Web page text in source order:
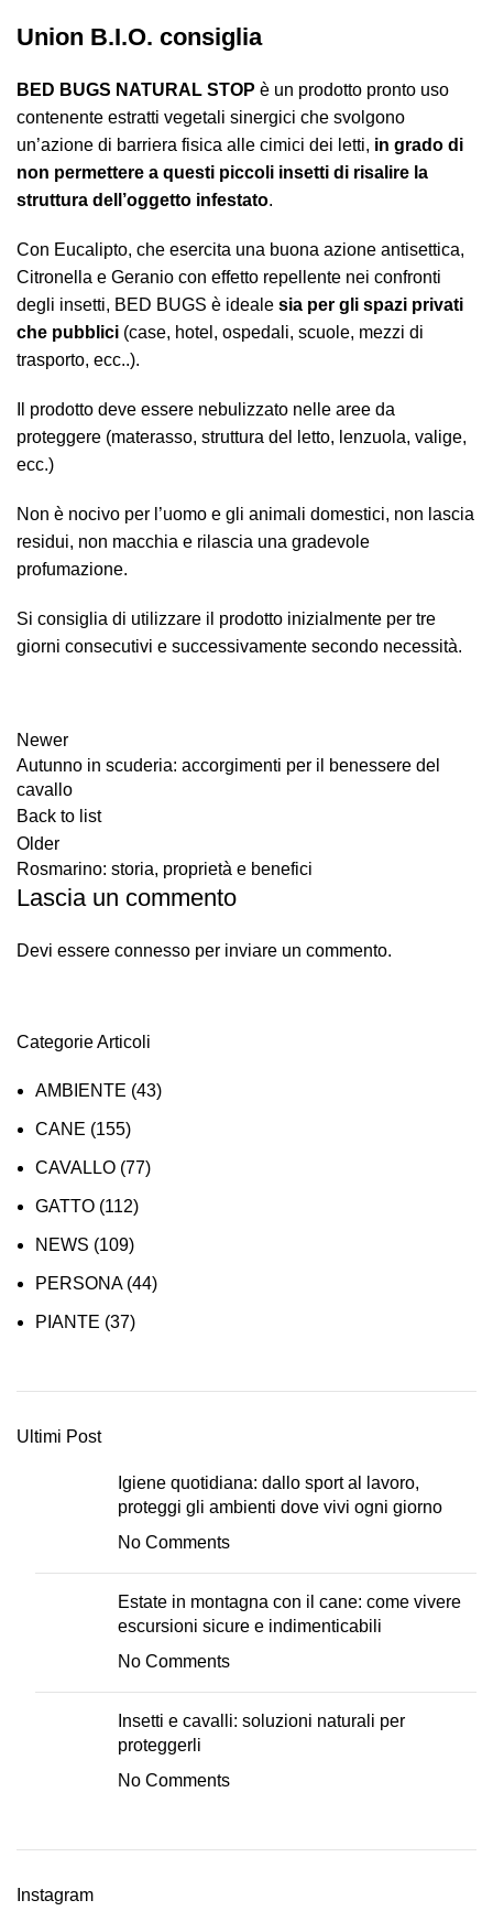
Union B.I.O. consiglia
BED BUGS NATURAL STOP è un prodotto pronto uso
contenente estratti vegetali sinergici che svolgono
un’azione di barriera fisica alle cimici dei letti, in grado di
non permettere a questi piccoli insetti di risalire la
struttura dell’oggetto infestato.
Con Eucalipto, che esercita una buona azione antisettica,
Citronella e Geranio con effetto repellente nei confronti
degli insetti, BED BUGS è ideale sia per gli spazi privati
che pubblici (case, hotel, ospedali, scuole, mezzi di
trasporto, ecc..).
Il prodotto deve essere nebulizzato nelle aree da
proteggere (materasso, struttura del letto, lenzuola, valige,
ecc.)
Non è nocivo per l’uomo e gli animali domestici, non lascia
residui, non macchia e rilascia una gradevole
profumazione.
Si consiglia di utilizzare il prodotto inizialmente per tre
giorni consecutivi e successivamente secondo necessità.
Newer
Autunno in scuderia: accorgimenti per il benessere del
cavallo
Back to list
Older
Rosmarino: storia, proprietà e benefici
Lascia un commento
Devi essere connesso per inviare un commento.
Categorie Articoli
AMBIENTE (43)
CANE (155)
CAVALLO (77)
GATTO (112)
NEWS (109)
PERSONA(44)
PIANTE (37)
Ultimi Post
Igiene quotidiana: dallo sport al lavoro,
proteggi gli ambienti dove vivi ogni giorno
No Comments
Estate in montagna con il cane: come vivere
escursioni sicure e indimenticabili
No Comments
Insetti e cavalli: soluzioni naturali per
proteggerli
No Comments
Instagram